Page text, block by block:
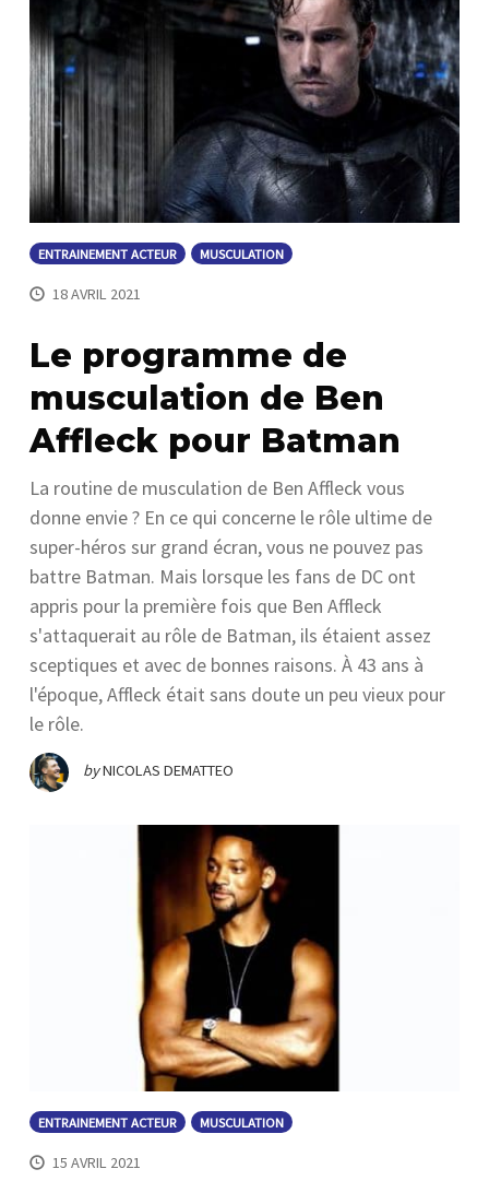
ENTRAINEMENT ACTEUR MUSCULATION
18 AVRIL 2021
Le programme de
musculation de Ben
Affleck pour Batman
La routine de musculation de Ben Affleck vous
donne envie ? En ce qui concerne le rôle ultime de
super-héros sur grand écran, vous ne pouvez pas
battre Batman. Mais lorsque les fans de DC ont
appris pour la première fois que Ben Affleck
s'attaquerait au rôle de Batman, ils étaient assez
sceptiques et avec de bonnes raisons. À 43 ans à
l'époque, Affleck était sans doute un peu vieux pour
le rôle.
byNICOLAS DEMATTEO
ENTRAINEMENT ACTEUR MUSCULATION
15 AVRIL 2021